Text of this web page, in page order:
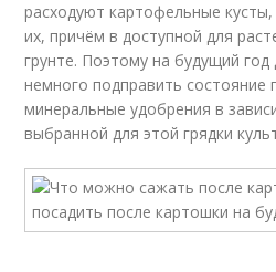
расходуют картофельные
их, причём в доступной для
грунте. Поэтому на будущий
немного подправить состояние
минеральные удобрения в
выбранной для этой грядки